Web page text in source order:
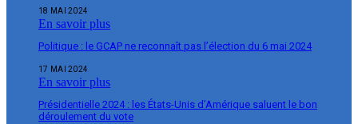
18 MAI 2024
En savoir plus
Politique : le GCAP ne reconnaît pas l’élection du 6 mai 2024
17 MAI 2024
En savoir plus
Présidentielle 2024 : les États-Unis d’Amérique saluent le bon
déroulement du vote